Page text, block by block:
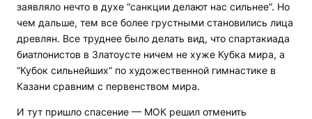
заявляло нечто в духе “санкции делают нас сильнее”. Но
чем дальше, тем все более грустными становились лица
древлян. Все труднее было делать вид, что спартакиада
биатлонистов в Златоусте ничем не хуже Кубка мира, а
“Кубок сильнейших” по художественной гимнастике в
Казани сравним с первенством мира.
И тут пришло спасение — МОК решил отменить